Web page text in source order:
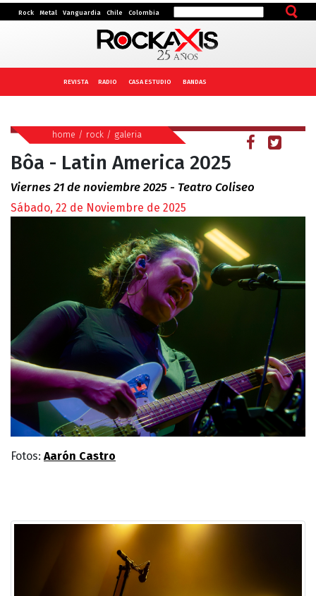
Rock Metal Vanguardia Chile Colombia
REVISTA RADIO CASA ESTUDIO BANDAS
home / rock/ galeria
Bôa - Latin America 2025
Viernes 21 de noviembre 2025 - Teatro Coliseo
Sábado, 22 de Noviembre de 2025
Fotos: Aarón Castro